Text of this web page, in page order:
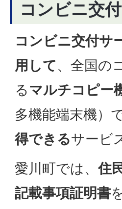
コンビニ交
コンビニ交付サ
用して、全国の
るマルチコピー
多機能端末機）
得できるサービ
愛川町では、住
記載事項証明書